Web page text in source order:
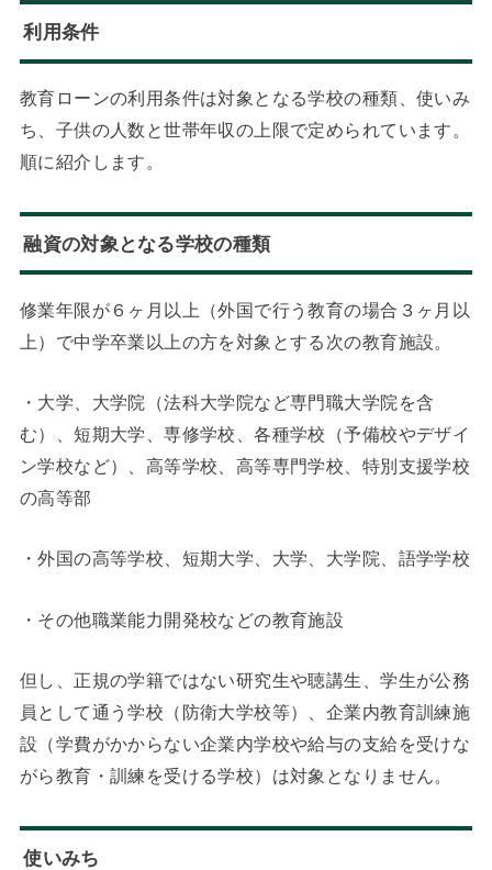
利用条件
教育ローンの利用条件は対象となる学校の種類、使いみ
ち、子供の人数と世帯年収の上限で定められています。
順に紹介します。
融資の対象となる学校の種類
修業年限が６ヶ月以上（外国で行う教育の場合３ヶ月以
上）で中学卒業以上の方を対象とする次の教育施設。
・大学、大学院（法科大学院など専門職大学院を含
む）、短期大学、専修学校、各種学校（予備校やデザイ
ン学校など）、高等学校、高等専門学校、特別支援学校
の高等部
・外国の高等学校、短期大学、大学、大学院、語学学校
・その他職業能力開発校などの教育施設
但し、正規の学籍ではない研究生や聴講生、学生が公務
員として通う学校（防衛大学校等）、企業内教育訓練施
設（学費がかからない企業内学校や給与の支給を受けな
がら教育・訓練を受ける学校）は対象となりません。
使いみち